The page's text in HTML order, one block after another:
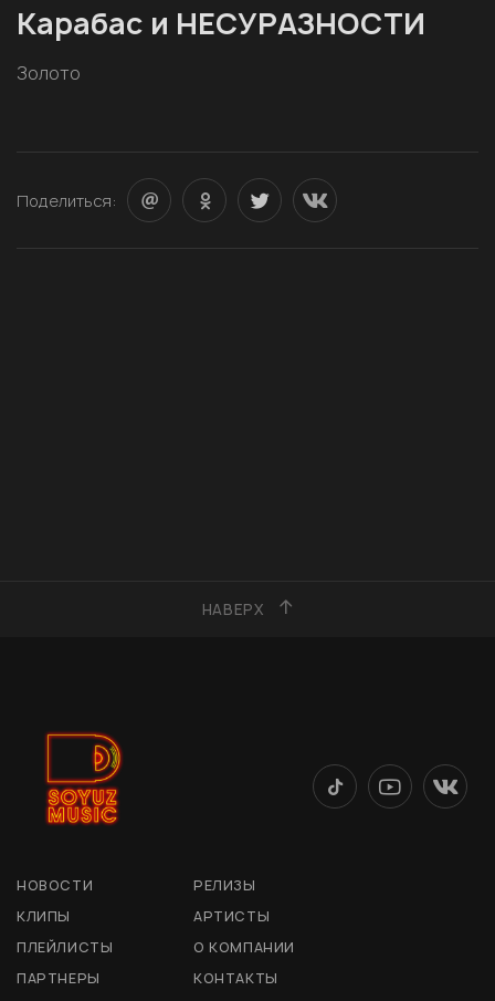
Карабас и НЕСУРАЗНОСТИ
Золото
Поделиться:
НАВЕРХ
НОВОСТИ
РЕЛИЗЫ
КЛИПЫ
АРТИСТЫ
ПЛЕЙЛИСТЫ
О КОМПАНИИ
ПАРТНЕРЫ
КОНТАКТЫ